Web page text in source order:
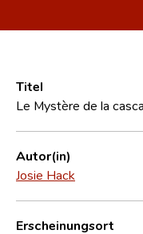
Häufige Fragen
CNL
Forschungsgruppe
Kontakt
Titel
Le Mystère de la
Autor(in)
Josie Hack
Erscheinungsort